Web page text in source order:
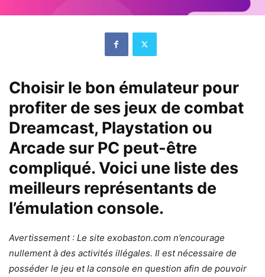
Choisir le bon émulateur pour
profiter de ses jeux de combat
Dreamcast, Playstation ou
Arcade sur PC peut-être
compliqué. Voici une liste des
meilleurs représentants de
l’émulation console.
Avertissement : Le site exobaston.com n’encourage
nullement à des activités illégales. Il est nécessaire de
posséder le jeu et la console en question afin de pouvoir